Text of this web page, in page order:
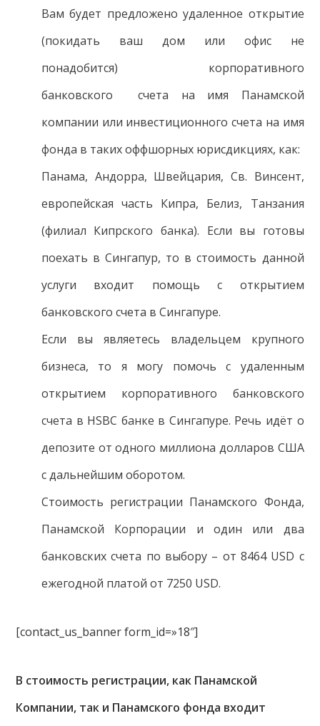
Вам будет предложено удаленное открытие
(покидать ваш дом или офис не
понадобится) корпоративного
банковского счета на имя Панамской
компании или инвестиционного счета на имя
фонда в таких оффшорных юрисдикциях, как:
Панама, Андорра, Швейцария, Св. Винсент,
европейская часть Кипра, Белиз, Танзания
(филиал Кипрского банка). Если вы готовы
поехать в Сингапур, то в стоимость данной
услуги входит помощь с открытием
банковского счета в Сингапуре.
Если вы являетесь владельцем крупного
бизнеса, то я могу помочь с удаленным
открытием корпоративного банковского
счета в HSBC банке в Сингапуре. Речь идёт о
депозите от одного миллиона долларов США
с дальнейшим оборотом.
Стоимость регистрации Панамского Фонда,
Панамской Корпорации и один или два
банковских счета по выбору – от 8464 USD с
ежегодной платой от 7250 USD.
[contact_us_banner form_id=»18″]
В стоимость регистрации, как Панамской
Компании, так и Панамского фонда входит